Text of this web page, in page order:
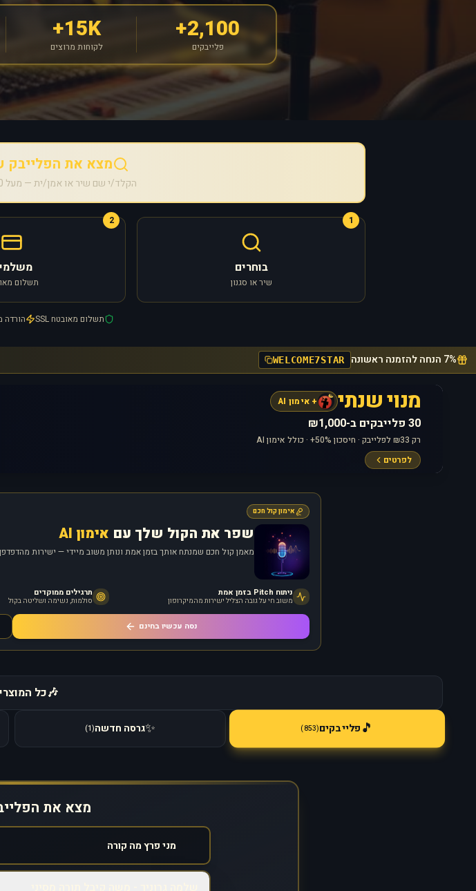
2,100+
פלייבקים
15K+
לקוחות מרוצים
מצא את הפלייבק שלך
הקלד/י שם שיר או אמן/ית — מעל 2,100 פלייבקים באיכות אולפן
1
בוחרים
שיר או סגנון
2
תשלום
תשלום מאובטח SSL הורדה
7% הנחה להזמנה ראשונה WELCOME7STAR
מנוי שנתי + אימון AI
30 פלייבקים ב-₪1,000
רק ₪33 לפלייבק · חיסכון 50%+ · כולל אימון AI
לפרטים
אימון קול חכם
שפר את הקול שלך עם אימון AI
מאמן קול חכם שמנתח אותך בזמן אמת ונותן משוב מיידי — ישירות
ניתוח Pitch בזמן אמת
משוב חי על גובה הצליל ישירות מהמיקרופון
תרגילים ממוקדים
סולמות, נשימה ושליטה בקול
נסה עכשיו בחינם
🎶כל
🎵פלייבקים(
853
)
✨גרסה חדשה(
1
)
מצא את